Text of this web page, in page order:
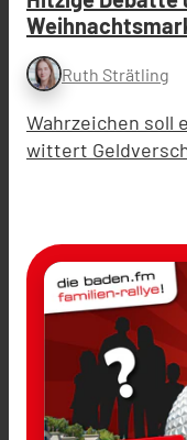
Ruth Strätling
Wahrzeichen soll
wittert